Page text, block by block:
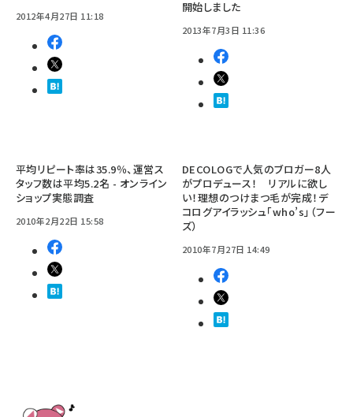
2012年4月27日 11:18
開始しました
2013年7月3日 11:36
平均リピート率は35.9％、運営ス
タッフ数は平均5.2名 - オンライン
ショップ実態調査
2010年2月22日 15:58
DECOLOGで人気のブロガー8人
がプロデュース！ リアルに欲し
い！理想のつけまつ毛が完成！デ
コログアイラッシュ「who’s」（フー
ズ）
2010年7月27日 14:49